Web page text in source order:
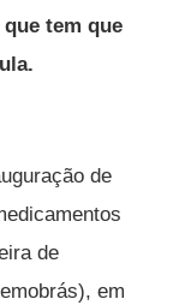
tem que
de
de
em